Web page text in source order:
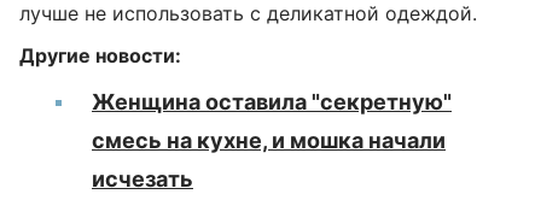
лучше не использовать с деликатной одеждой.
Другие новости:
Женщина оставила "секретную"
смесь на кухне, и мошка начали
исчезать